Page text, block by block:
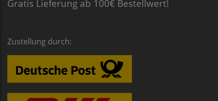
Gratis Lieferung ab 100€ Bestellwert!
Zustellung durch: